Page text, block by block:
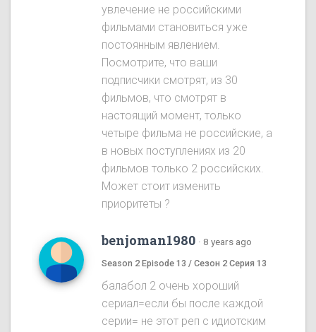
увлечение не российскими
фильмами становиться уже
постоянным явлением.
Посмотрите, что ваши
подписчики смотрят, из 30
фильмов, что смотрят в
настоящий момент, только
четыре фильма не российские, а
в новых поступлениях из 20
фильмов только 2 российских.
Может стоит изменить
приоритеты ?
benjoman1980 · 8 years ago
Season 2 Episode 13 / Сезон 2 Серия 13
балабол 2 очень хороший
сериал=если бы после каждой
серии= не этот реп с идиотским